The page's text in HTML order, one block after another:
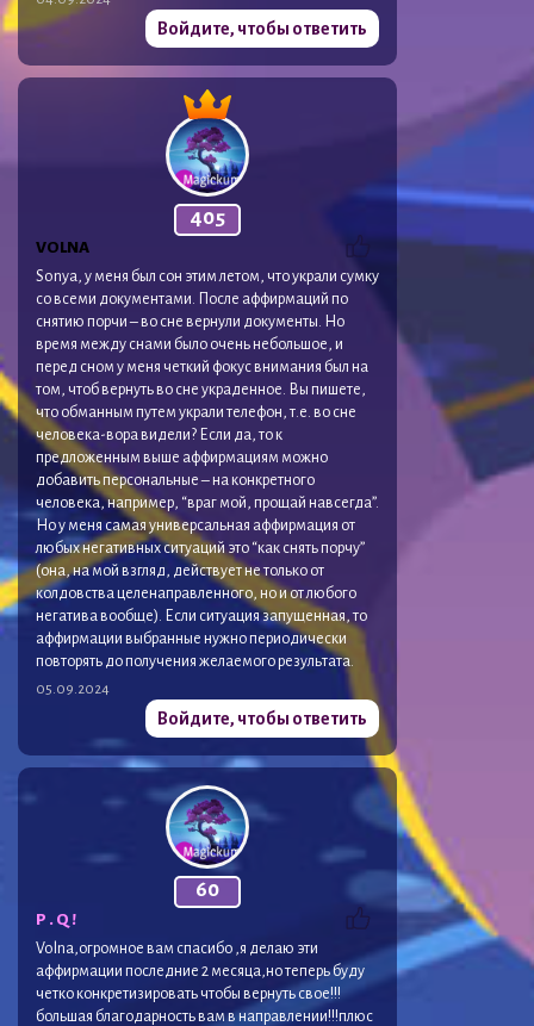
Войдите, чтобы ответить
405
VOLNA
Sonya, у меня был сон этим летом, что украли сумку
со всеми документами. После аффирмаций по
снятию порчи – во сне вернули документы. Но
время между снами было очень небольшое, и
перед сном у меня четкий фокус внимания был на
том, чтоб вернуть во сне украденное. Вы пишете,
что обманным путем украли телефон, т.е. во сне
человека-вора видели? Если да, то к
предложенным выше аффирмациям можно
добавить персональные – на конкретного
человека, например, “враг мой, прощай навсегда”.
Но у меня самая универсальная аффирмация от
любых негативных ситуаций это “как снять порчу”
(она, на мой взгляд, действует не только от
колдовства целенаправленного, но и от любого
негатива вообще). Если ситуация запущенная, то
аффирмации выбранные нужно периодически
повторять до получения желаемого результата.
05.09.2024
Войдите, чтобы ответить
60
P . Q !
Volna,огромное вам спасибо ,я делаю эти
аффирмации последние 2 месяца,но теперь буду
четко конкретизировать чтобы вернуть свое!!!
большая благодарность вам в направлении!!!плюс